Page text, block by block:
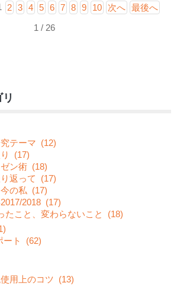
2 3 4 5 6 7 8 9 10 次へ
最後へ
1 / 26
テーマ (12)
(17)
ン術 (18)
返って
(17)
の私 (17)
2018 (17)
たこと、変わらないこと
(18)
ート
(62)
用上のコツ (13)